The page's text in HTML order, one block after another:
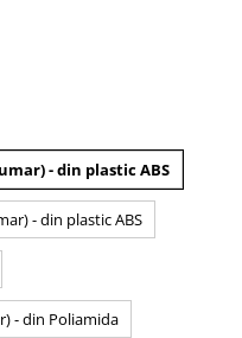
- din plastic ABS
- din plastic ABS
- din Poliamida